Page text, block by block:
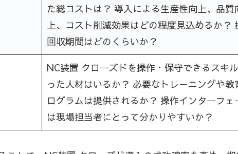
た総コストは？ 導入による生産性向上、品質
上、コスト削減効果はどの程度見込めるか？
回収期間はどのくらいか？
NC装置 クローズドを操作・保守できるスキ
った人材はいるか？ 必要なトレーニングや教
ログラムは提供されるか？ 操作インターフェ
は現場担当者にとって分かりやすいか？